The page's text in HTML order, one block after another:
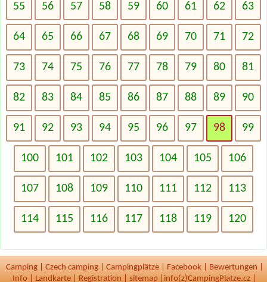
55 56 57 58 59 60 61 62 63
64 65 66 67 68 69 70 71 72
73 74 75 76 77 78 79 80 81
82 83 84 85 86 87 88 89 90
91 92 93 94 95 96 97 98 99
100 101 102 103 104 105 106
107 108 109 110 111 112 113
114 115 116 117 118 119 120
Camping Czech camping Campingplätze Facebook Bewertungen
Info
Landkarte Registration sitemap info(z)CampingPlatze.cz |